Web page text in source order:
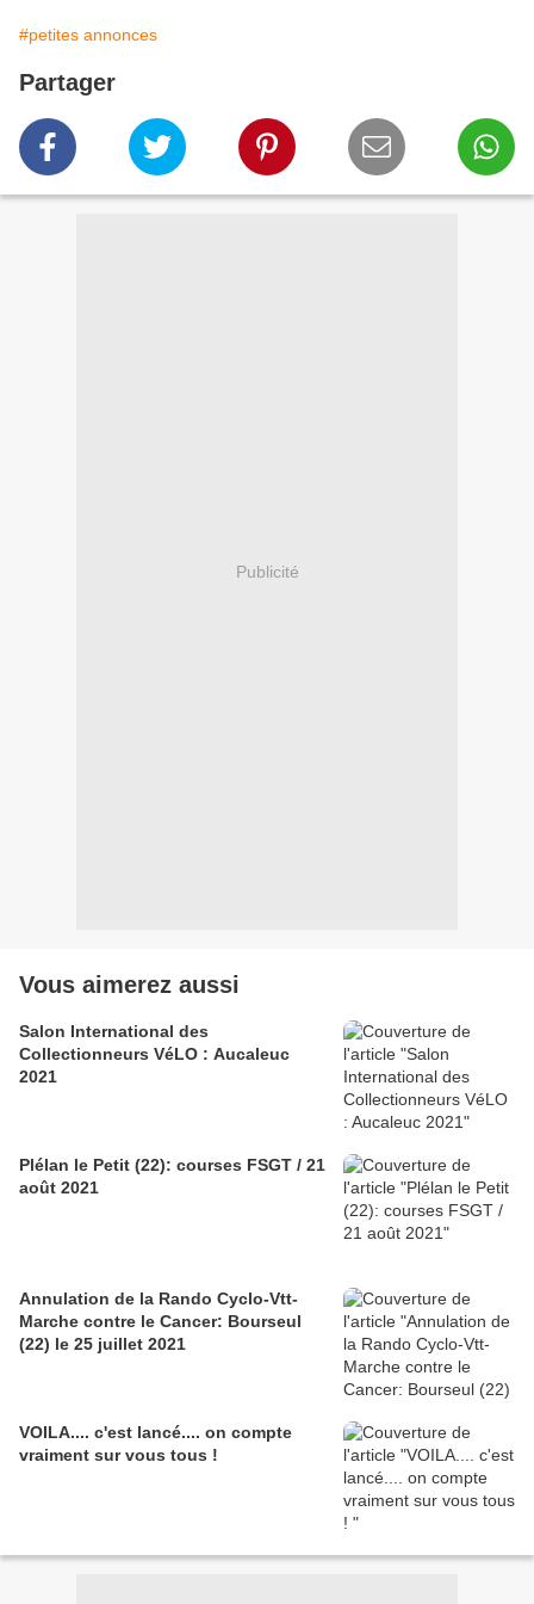
#petites annonces
Partager
Publicité
Vous aimerez aussi
Salon International des
Collectionneurs VéLO : Aucaleuc
2021
Plélan le Petit (22): courses FSGT / 21
août 2021
Annulation de la Rando Cyclo-Vtt-
Marche contre le Cancer: Bourseul
(22) le 25 juillet 2021
VOILA.... c'est lancé.... on compte
vraiment sur vous tous !